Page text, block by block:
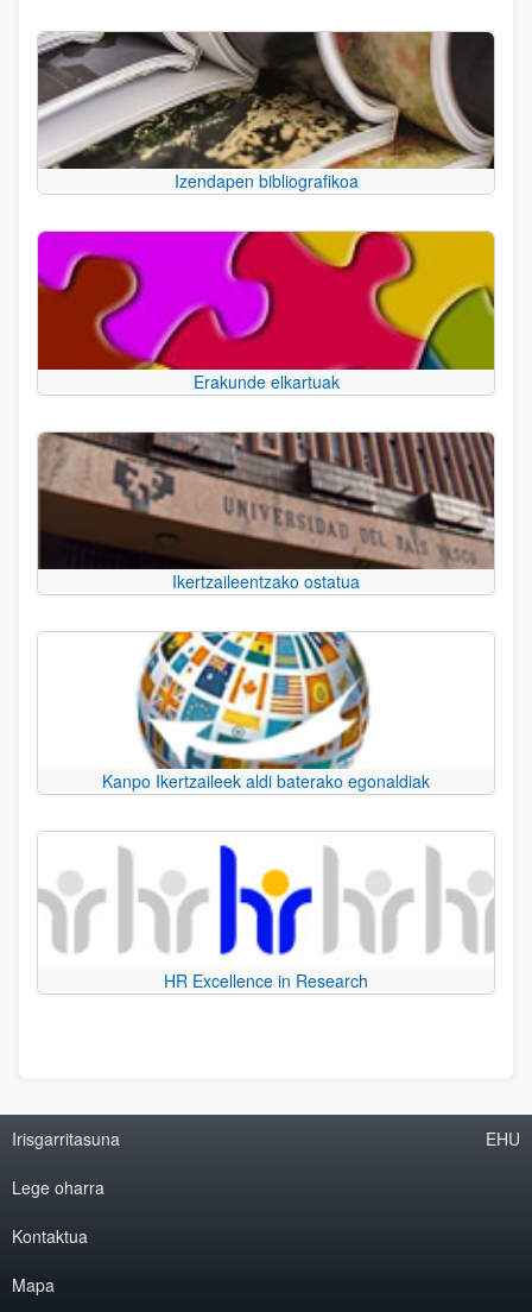
Izendapen bibliografikoa
Erakunde elkartuak
Ikertzaileentzako ostatua
Kanpo Ikertzaileek aldi baterako egonaldiak
HR Excellence in Research
Irisgarritasuna
Lege oharra
Kontaktua
Mapa
EHU